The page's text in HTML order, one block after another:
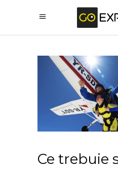
Ce trebuie